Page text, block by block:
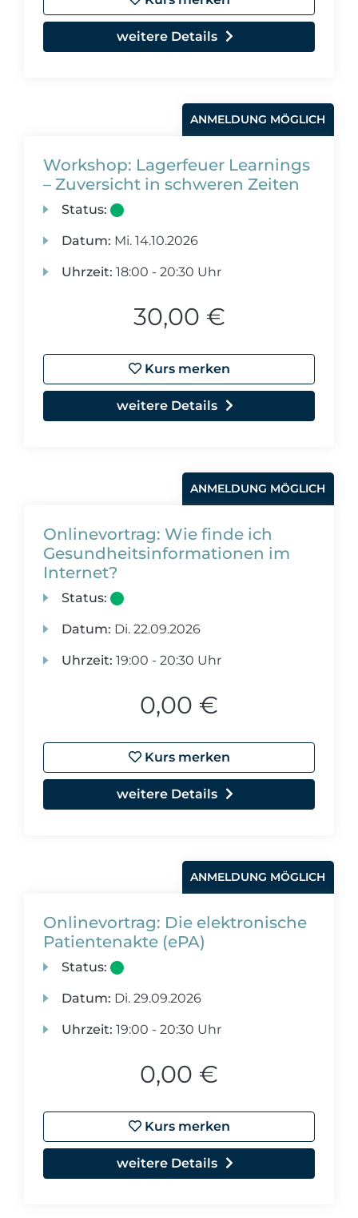
weitere Details
ANMELDUNG MÖGLICH
Workshop: Lagerfeuer Learnings
– Zuversicht in schweren Zeiten
Status:
Datum: Mi. 14.10.2026
Uhrzeit: 18:00 - 20:30 Uhr
30,00 €
Kurs merken
weitere Details
ANMELDUNG MÖGLICH
Onlinevortrag: Wie finde ich
Gesundheitsinformationen im
Internet?
Status:
Datum: Di. 22.09.2026
Uhrzeit: 19:00 - 20:30 Uhr
0,00 €
Kurs merken
weitere Details
ANMELDUNG MÖGLICH
Onlinevortrag: Die elektronische
Patientenakte (ePA)
Status:
Datum: Di. 29.09.2026
Uhrzeit: 19:00 - 20:30 Uhr
0,00 €
Kurs merken
weitere Details